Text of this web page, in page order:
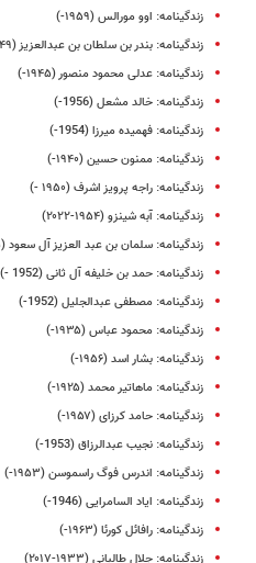
زندگینامه: اوو مورالس (۱۹۵۹-)
زندگینامه: بندر بن سلطان بن عبدالعزیز (۱۹۴۹-)
زندگینامه: عدلی محمود منصور (۱۹۴۵-)
زندگینامه: خالد مشعل (1956-)
زندگینامه: فهمیده میرزا (1954-)
زندگینامه: ممنون حسین (۱۹۴۰-)
زندگینامه: راجه پرویز اشرف (۱۹۵۰ -)
زندگینامه: آبه شینزو (۱۹۵۴-۲۰۲۲)
زندگینامه: سلمان بن عبد العزیز آل سعود (۱۹۳۵-)
زندگینامه: حمد بن خلیفه آل ثانی (1952 -)
زندگینامه: مصطفی عبدالجلیل (1952-)
زندگینامه: محمود عباس (۱۹۳۵-)
زندگینامه: بشار اسد (۱۹۵۶-)
زندگینامه: ماهاتیر محمد (۱۹۲۵-)
زندگینامه: حامد کرزای (۱۹۵۷-)
زندگینامه: نجیب عبدالرزاق (1953-)
زندگینامه: اندرس فوگ راسموسن (۱۹۵۳-)
زندگینامه: ایاد السامرایی (1946-)
زندگینامه: رافائل کورئا (۱۹۶۳-)